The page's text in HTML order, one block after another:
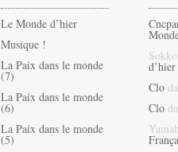
Le Monde d’hier
Musique !
La Paix dans le monde
(7)
La Paix dans le monde
(6)
La Paix dans le monde
(5)
Sokko
d’hier
Clo
Clo